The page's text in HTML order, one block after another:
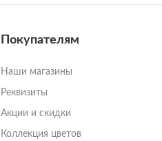
Покупателям
Наши магазины
Реквизиты
Акции и скидки
Коллекция цветов